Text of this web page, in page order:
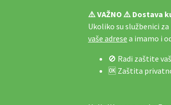
⚠️ VAŽNO ⚠️ Dostava
Ukoliko su službenici
vaše adrese a imamo i
🚫 Radi zaštite
🆗 Zaštita